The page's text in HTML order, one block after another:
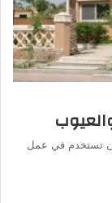
تستخدم في عمل